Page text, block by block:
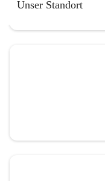
Unser Standort